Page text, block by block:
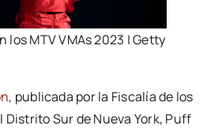
los MTV VMAs 2023 | Getty
, publicada por la Fiscalía de los
Distrito Sur de Nueva York, Puff